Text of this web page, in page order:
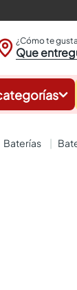
¿Cómo te
Que
baterías